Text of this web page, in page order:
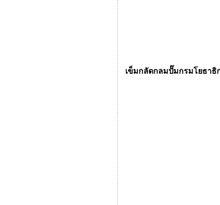
เข็มกลัดกลมปั๊มกรมโยธาธิ